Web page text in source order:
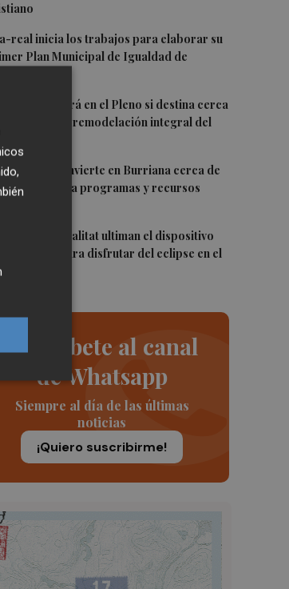
real inicia los trabajos para elaborar su
Plan Municipal de Igualdad de
decidirá en el Pleno si destina cerca
un millón a la remodelación integral del
Fondo
invierte en Burriana cerca de
millones para programas y recursos
y la Generalitat ultiman el dispositivo
seguridad para disfrutar del eclipse en el
Suscríbete al canal
de Whatsapp
Siempre al día de las últimas
noticias
¡Quiero suscribirme!